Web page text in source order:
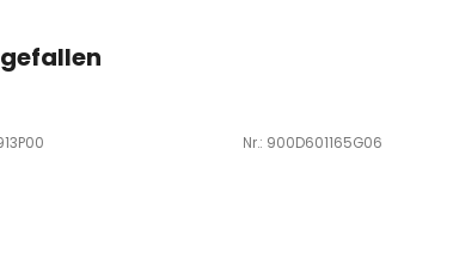
Art.-Nr.: 900D601165G06